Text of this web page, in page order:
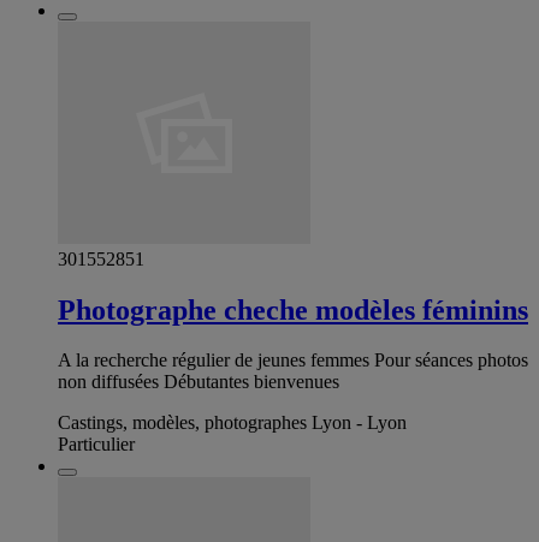
301552851
Photographe cheche modèles féminins
A la recherche régulier de jeunes femmes Pour séances photos
non diffusées Débutantes bienvenues
Castings, modèles, photographes Lyon - Lyon
Particulier